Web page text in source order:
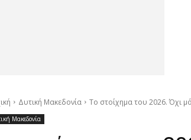
Δυτική Μακεδονία Το στοίχημα του 2026. Όχι
Μακεδονία